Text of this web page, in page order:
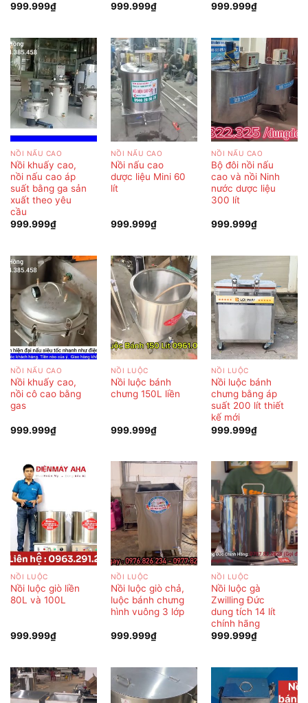
999.999₫
999.999₫ 999.999₫
NỒI NẤU CAO
Nồi khuấy cao,
nồi nấu cao áp
suất bằng ga sản
xuất theo yêu
cầu
999.999₫
NỒI NẤU CAO
Nồi nấu cao
dược liệu Mini 60
lít
999.999₫
NỒI NẤU CAO
Bộ đôi nồi nấu
cao và nồi Ninh
nước dược liệu
300 lít
999.999₫
NỒI NẤU CAO
Nồi khuấy cao,
nồi cô cao bằng
gas
999.999₫
NỒI LUỘC
Nồi luộc bánh
chưng 150L liền
999.999₫
NỒI LUỘC
Nồi luộc bánh
chưng bằng áp
suất 200 lít thiết
kế mới
999.999₫
NỒI LUỘC
Nồi luộc giò liền
80L và 100L
999.999₫
NỒI LUỘC
Nồi luộc giò chả,
luộc bánh chưng
hình vuông 3 lớp
999.999₫
NỒI LUỘC
Nồi luộc gà
Zwilling Đức
dung tích 14 lít
chính hãng
999.999₫